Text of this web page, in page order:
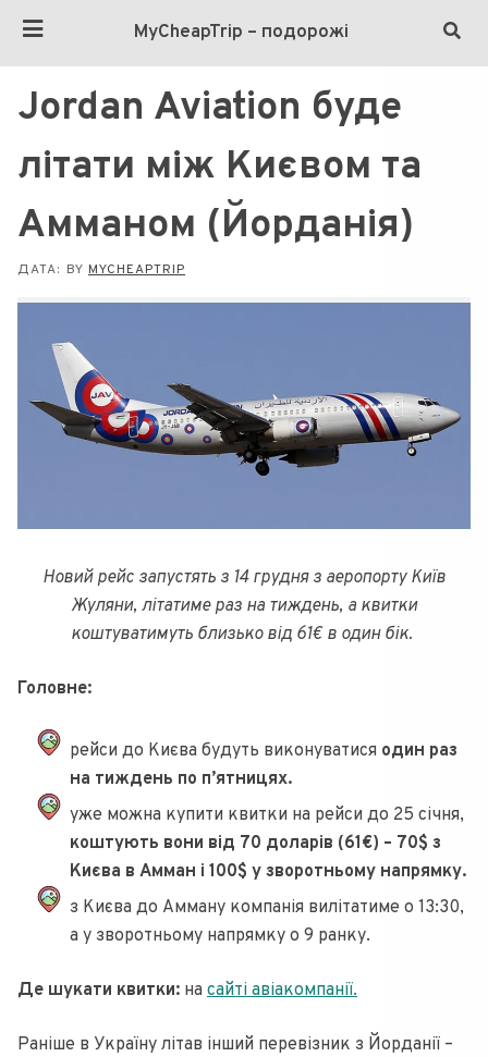
MyCheapTrip – подорожі
Jordan Aviation буде
літати між Києвом та
Амманом (Йорданія)
ДАТА: BY MYCHEAPTRIP
Новий рейс запустять з 14 грудня з аеропорту Київ
Жуляни, літатиме раз на тиждень, а квитки
коштуватимуть близько від 61€ в один бік.
Головне:
рейси до Києва будуть виконуватися один раз
на тиждень по п’ятницях.
уже можна купити квитки на рейси до 25 січня,
коштують вони від 70 доларів (61€) – 70$ з
Києва в Амман і 100$ у зворотньому напрямку.
з Києва до Амману компанія вилітатиме о 13:30,
а у зворотньому напрямку о 9 ранку.
Де шукати квитки: на сайті авіакомпанії.
Раніше в Україну літав інший перевізник з Йорданії –